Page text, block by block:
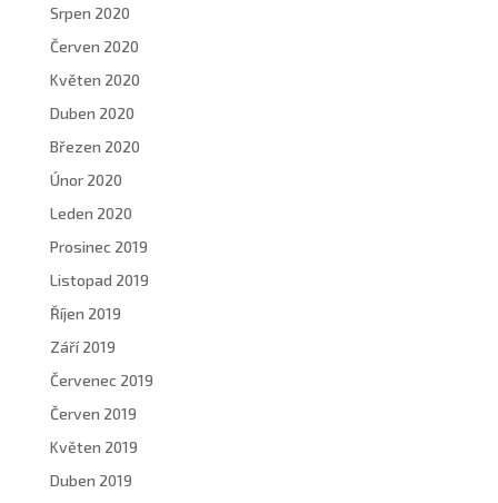
Srpen 2020
Červen 2020
Květen 2020
Duben 2020
Březen 2020
Únor 2020
Leden 2020
Prosinec 2019
Listopad 2019
Říjen 2019
Září 2019
Červenec 2019
Červen 2019
Květen 2019
Duben 2019